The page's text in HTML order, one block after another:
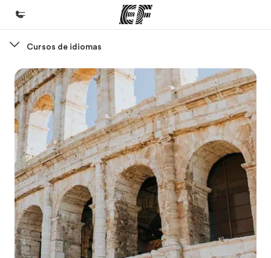
Bienvenido a EF
Programas
Ver todo lo que hacemos
Oficinas
Encuentra una oficina
Sobre nosotros
Quiénes somos
Trabajos
Únete al equipo
Cursos de idiomas